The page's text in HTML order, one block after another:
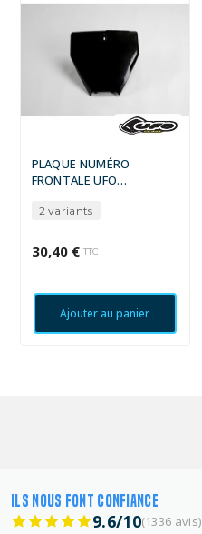
PLAQUE NUMÉRO
FRONTALE UFO
2 variants
30,40 € TTC
Ajouter au panier
ILS NOUS FONT CONFIANCE
9.6/10(1336 avis)